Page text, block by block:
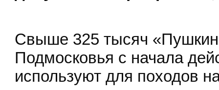
Свыше 325 тысяч
Подмосковья с начала
используют для походов